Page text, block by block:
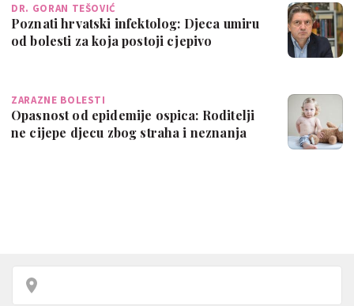
DR. GORAN TEŠOVIĆ
Poznati hrvatski infektolog: Djeca umiru
od bolesti za koja postoji cjepivo
ZARAZNE BOLESTI
Opasnost od epidemije ospica: Roditelji
ne cijepe djecu zbog straha i neznanja